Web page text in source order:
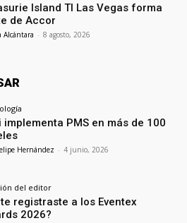
Island TI Las Vegas forma
de Accor
Alcántara - 8 agosto, 2026
implementa PMS en más de 100
Hernández - 4 junio, 2026
del editor
te registraste a los Eventex
2026?